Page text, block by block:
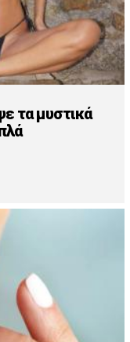
τα μυστικά